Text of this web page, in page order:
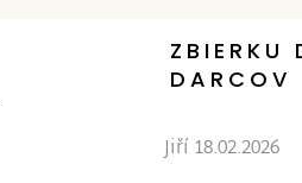
ZBIERKU
DARCOV
Jiří 18.02.2026